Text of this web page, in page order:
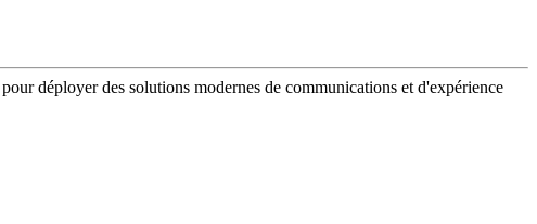
déployer des solutions modernes de communications et d'expérience